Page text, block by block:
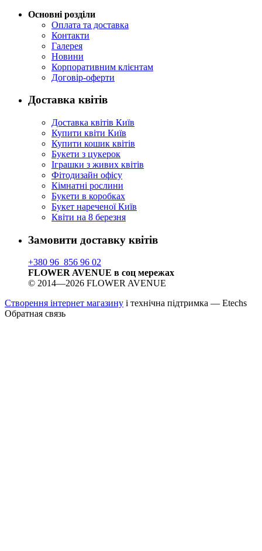
Основні розділи
Оплата та доставка
Контакти
Галерея
Новини
Корпоративним клієнтам
Договір-оферти
Доставка квітів
Доставка квітів Київ
Купити квіти Київ
Купити кошик квітів
Букети з цукерок
Іграшки з живих квітів
Фітодизайн офісу
Кімнатні рослини
Букети в коробках
Букет нареченої Київ
Квіти на 8 березня
Замовити доставку квітів
+380 96 856 96 02
FLOWER AVENUE в соц мережах
© 2014—2026 FLOWER AVENUE
Створення інтернет магазину і технічна підтримка — Etechs
Обратная связь